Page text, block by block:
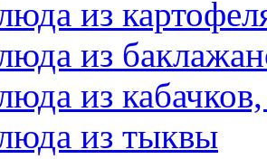
из
из
из
из тыквы